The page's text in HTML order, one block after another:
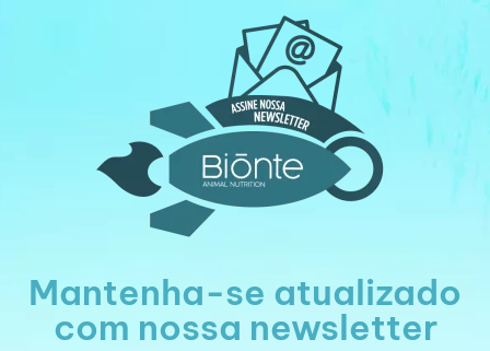
Mantenha-se atualizado
com nossa newsletter